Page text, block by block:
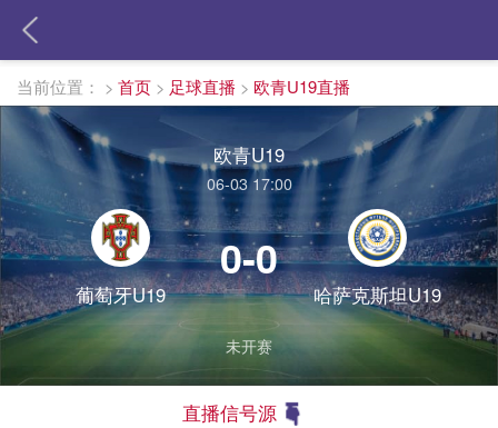
当前位置： > 首页 > 足球直播 > 欧青U19直播
欧青U19
06-03 17:00
葡萄牙U19
0-0
哈萨克斯坦U19
未开赛
直播信号源